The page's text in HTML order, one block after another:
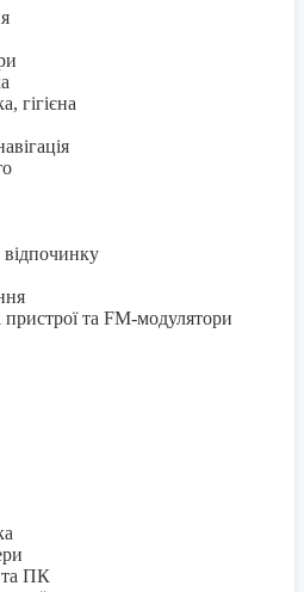
гігієна
відпочинку
пристрої та FM-модулятори
та ПК